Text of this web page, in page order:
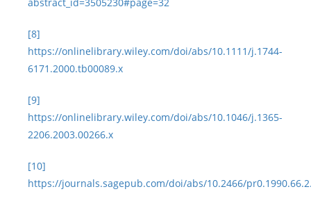
[8]
https://onlinelibrary.wiley.com/doi/abs/10.1111/j.1744-
6171.2000.tb00089.x
[9]
https://onlinelibrary.wiley.com/doi/abs/10.1046/j.1365-
2206.2003.00266.x
[10]
https://journals.sagepub.com/doi/abs/10.2466/